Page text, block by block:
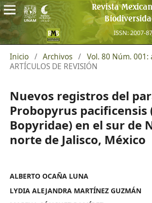
Revista
ISSN: 2007-
Inicio / Archivos / Vol. 80 Núm. 001:
ARTÍCULOS DE REVISIÓN
Nuevos registros del
Probopyrus pacificensis
Bopyridae) en el sur de
norte de Jalisco, México
ALBERTO OCAÑA LUNA
LYDIA ALEJANDRA MARTÍNEZ GUZMÁN